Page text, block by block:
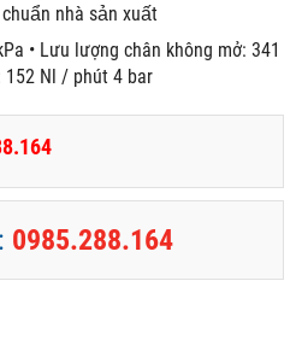
nhà sản xuất
• Lưu lượng chân không mở: 341
152 Nl / phút 4 bar
0985.288.164